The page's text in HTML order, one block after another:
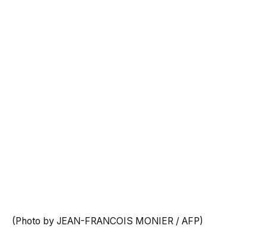
(Photo by JEAN-FRANCOIS MONIER / AFP)